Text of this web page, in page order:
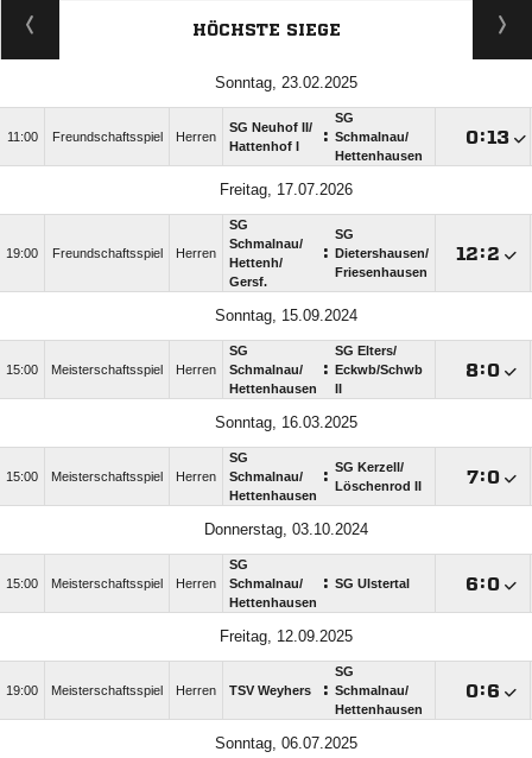
HÖCHSTE SIEGE
Sonntag, 23.02.2025
11:00 Freundschaftsspiel Herren
SG Neuhof II/​
Hattenhof I
:
SG
Schmalnau/​
Hettenhausen
:
Freitag, 17.07.2026
19:00 Freundschaftsspiel Herren
SG
Schmalnau/​
Hettenh/​
Gersf.
:
SG
Dietershausen/​
Friesenhausen
:
Sonntag, 15.09.2024
15:00 Meisterschaftsspiel Herren
SG
Schmalnau/​
Hettenhausen
:
SG Elters/​
Eckwb/​Schwb
:
Sonntag, 16.03.2025
15:00 Meisterschaftsspiel Herren
SG
Schmalnau/​
Hettenhausen
: SG Kerzell/​
Löschenrod II
:
Donnerstag, 03.10.2024
15:00 Meisterschaftsspiel Herren
SG
Schmalnau/​
Hettenhausen
: SG Ulstertal :
Freitag, 12.09.2025
19:00 Meisterschaftsspiel Herren TSV Weyhers :
SG
Schmalnau/​
Hettenhausen
:
Sonntag, 06.07.2025